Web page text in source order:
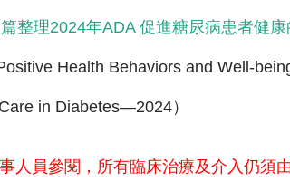
篇整理2024年ADA 促進糖尿病患者健
Health Behaviors and Well-
in Diabetes—2024）
人員參閱，所有臨床治療及介入仍須